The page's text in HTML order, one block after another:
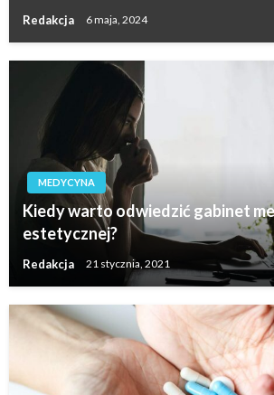
Redakcja 6 maja, 2024
MEDYCYNA
Kiedy warto odwiedzić gabinet
estetycznej?
Redakcja 21 stycznia, 2021